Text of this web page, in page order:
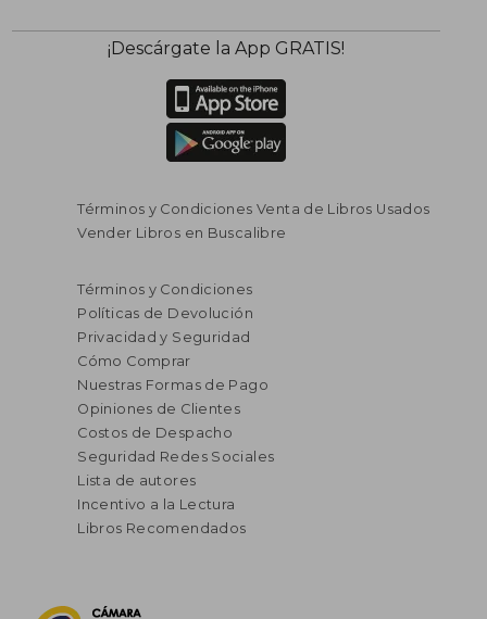
¡Descárgate la App GRATIS!
Términos y Condiciones Venta de Libros Usados
Vender Libros en Buscalibre
Términos y Condiciones
Políticas de Devolución
Privacidad y Seguridad
Cómo Comprar
Nuestras Formas de Pago
Opiniones de Clientes
Costos de Despacho
Seguridad Redes Sociales
Lista de autores
Incentivo a la Lectura
Libros Recomendados